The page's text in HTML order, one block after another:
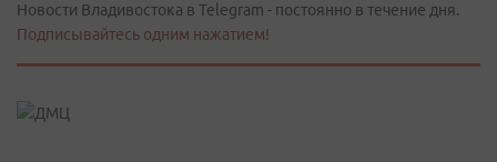
Новости Владивостока в Telegram - постоянно в течение дня.
Подписывайтесь одним нажатием!